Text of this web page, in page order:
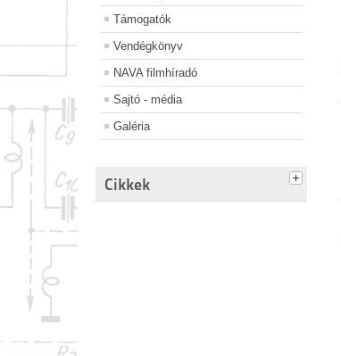
Támogatók
Vendégkönyv
NAVA filmhíradó
Sajtó - média
Galéria
Cikkek